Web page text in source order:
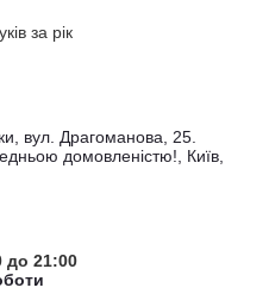
за рік
вул. Драгоманова, 25.
домовленістю!, Київ,
до 21:00